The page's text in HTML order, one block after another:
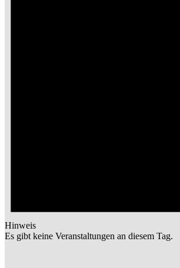
Hinweis
Es gibt keine Veranstaltungen an diesem Tag.